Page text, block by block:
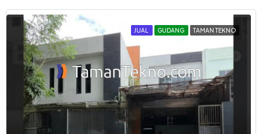
JUAL GUDANG TAMAN TEKNO